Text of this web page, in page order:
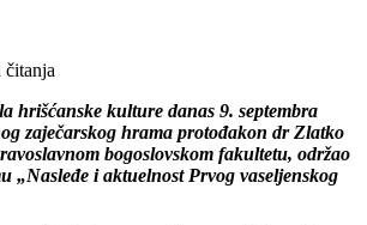
čitanja
hrišćanske kulture danas 9. septembra
zaječarskog hrama protođakon dr Zlatko
bogoslovskom fakultetu, održao
„Nasleđe i aktuelnost Prvog vaseljenskog